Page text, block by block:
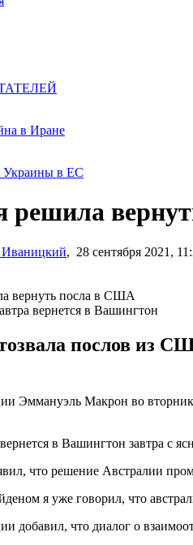
в Иране
Украины в ЕС
решила
Иваницкий, 28 сентября 2021,
вернется в Вашингтон
послов из
Эммануэль Макрон во
в Вашингтон завтра с
что решение Австралии
я уже говорил, что
добавил, что диалог о